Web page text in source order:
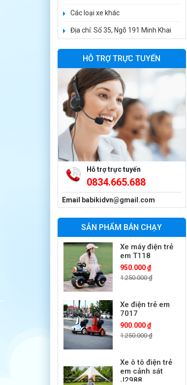
Các loại xe khác
Địa chỉ: Số 35, Ngõ 191 Minh Khai
HỖ TRỢ TRỰC TUYẾN
Hỗ trợ trực tuyến
0834.665.688
Email babikidvn@gmail.com
SẢN PHẨM BÁN CHẠY
520.000 ₫
350.000 ₫
550.000 ₫
Xe máy điện trẻ
em vecpa XW02
950.000 ₫
1.250.000 ₫
Xe cần cẩu trẻ
em KS-518
900.000 ₫
Xe máy điện trẻ
em T118
950.000 ₫
1.250.000 ₫
Xe điện trẻ em
1.250.000 ₫
Xe ô tô điện trẻ
em cảnh sát
2.600.000 ₫
3.250.000 ₫